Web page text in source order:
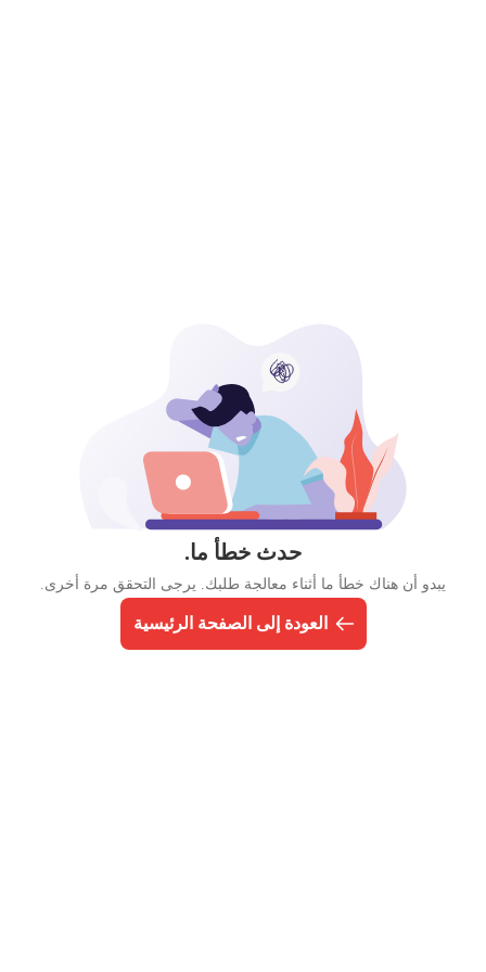
حدث خطأ ما.
يبدو أن هناك خطأ ما أثناء معالجة طلبك. يرجى التحقق مرة أخرى.
العودة إلى الصفحة الرئيسية